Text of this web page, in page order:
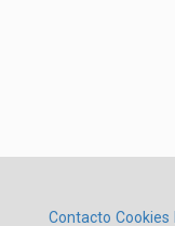
Contacto Cookies